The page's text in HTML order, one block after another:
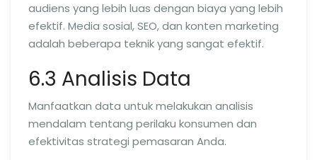
audiens yang lebih luas dengan biaya yang lebih
efektif. Media sosial, SEO, dan konten marketing
adalah beberapa teknik yang sangat efektif.
6.3 Analisis Data
Manfaatkan data untuk melakukan analisis
mendalam tentang perilaku konsumen dan
efektivitas strategi pemasaran Anda.